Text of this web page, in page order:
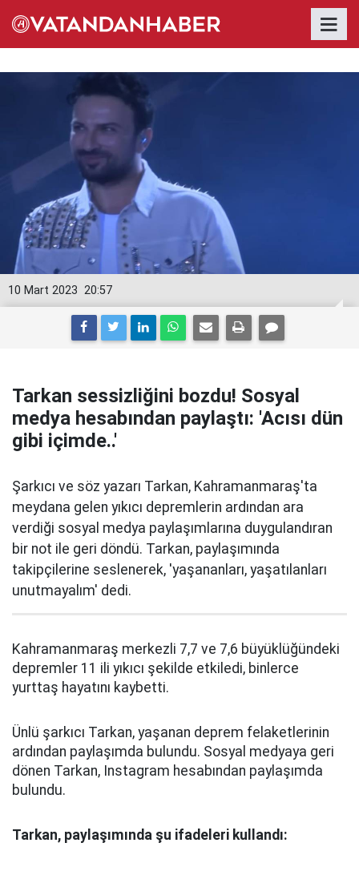
20:57
10 Mart 2023
Tarkan sessizliğini bozdu! Sosyal
medya hesabından paylaştı: 'Acısı dün
gibi içimde..'
Şarkıcı ve söz yazarı Tarkan, Kahramanmaraş'ta
meydana gelen yıkıcı depremlerin ardından ara
verdiği sosyal medya paylaşımlarına duygulandıran
bir not ile geri döndü. Tarkan, paylaşımında
takipçilerine seslenerek, 'yaşananları, yaşatılanları
unutmayalım' dedi.
Kahramanmaraş merkezli 7,7 ve 7,6 büyüklüğündeki
depremler 11 ili yıkıcı şekilde etkiledi, binlerce
yurttaş hayatını kaybetti.
Ünlü şarkıcı Tarkan, yaşanan deprem felaketlerinin
ardından paylaşımda bulundu. Sosyal medyaya geri
dönen Tarkan, Instagram hesabından paylaşımda
bulundu.
Tarkan, paylaşımında şu ifadeleri kullandı: